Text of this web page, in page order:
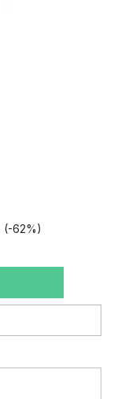
(-62%)